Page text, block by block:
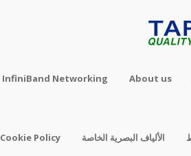
About us
InfiniBand Networking
الألياف البصرية الخاصة Cookie Policy